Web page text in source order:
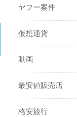
ヤフー案件
仮想通貨
動画
最安値販売店
格安旅行